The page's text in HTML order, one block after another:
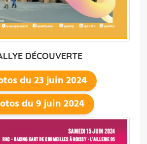
DÉCOUVERTE
du 23 juin 2024
du 9 juin 2024